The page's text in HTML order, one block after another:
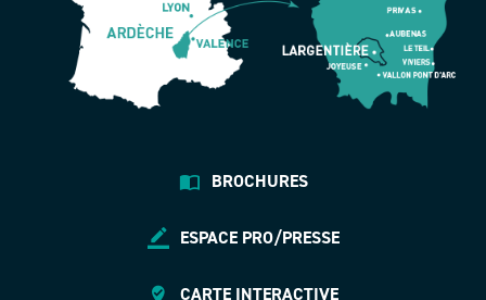
BROCHURES
ESPACE PRO/PRESSE
CARTE INTERACTIVE